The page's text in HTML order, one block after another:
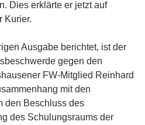
Dies erklärte er jetzt auf
Kurier.
Ausgabe berichtet, ist der
gegen den
FW-Mitglied Reinhard
mit den
den Beschluss des
des Schulungsraums der